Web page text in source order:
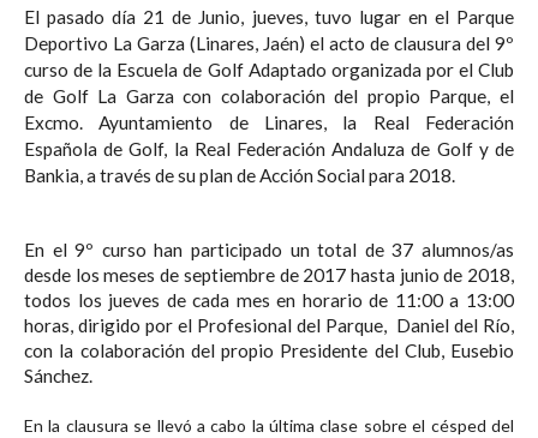
El pasado día 21 de Junio, jueves, tuvo lugar en el Parque
Deportivo La Garza (Linares, Jaén) el acto de clausura del 9º
curso de la Escuela de Golf Adaptado organizada por el Club
de Golf La Garza con colaboración del propio Parque, el
Excmo. Ayuntamiento de Linares, la Real Federación
Española de Golf, la Real Federación Andaluza de Golf y de
Bankia, a través de su plan de Acción Social para 2018.
En el 9º curso han participado un total de 37 alumnos/as
desde los meses de septiembre de 2017 hasta junio de 2018,
todos los jueves de cada mes en horario de 11:00 a 13:00
horas, dirigido por el Profesional del Parque, Daniel del Río,
con la colaboración del propio Presidente del Club, Eusebio
Sánchez.
En la clausura se llevó a cabo la última clase sobre el césped del